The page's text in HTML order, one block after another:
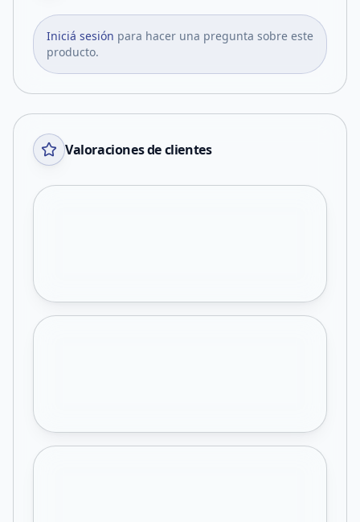
Iniciá sesión para hacer una pregunta sobre este
producto.
Valoraciones de clientes